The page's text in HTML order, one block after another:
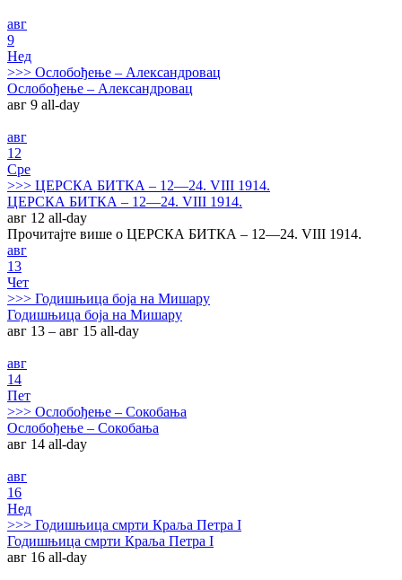
авг
9
Нед
>>> Ослобођење – Александровац
Ослобођење – Александровац
авг 9 all-day
авг
12
Сре
>>> ЦЕРСКА БИТКА – 12—24. VIII 1914.
ЦЕРСКА БИТКА – 12—24. VIII 1914.
авг 12 all-day
Прочитајте више о ЦЕРСКА БИТКА – 12—24. VIII 1914.
авг
13
Чет
>>> Годишњица боја на Мишару
Годишњица боја на Мишару
авг 13 – авг 15 all-day
авг
14
Пет
>>> Ослобођење – Сокобања
Ослобођење – Сокобања
авг 14 all-day
авг
16
Нед
>>> Годишњица смрти Краља Петра I
Годишњица смрти Краља Петра I
авг 16 all-day